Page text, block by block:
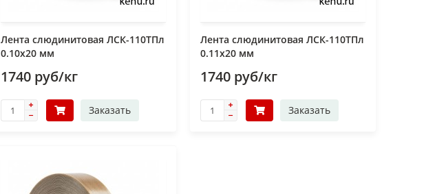
Лента слюдинитовая ЛСК-110ТПл
0.10х20 мм
1740 руб/кг
Заказать
Лента слюдинитовая ЛСК-110ТПл
0.11х20 мм
1740 руб/кг
Заказать